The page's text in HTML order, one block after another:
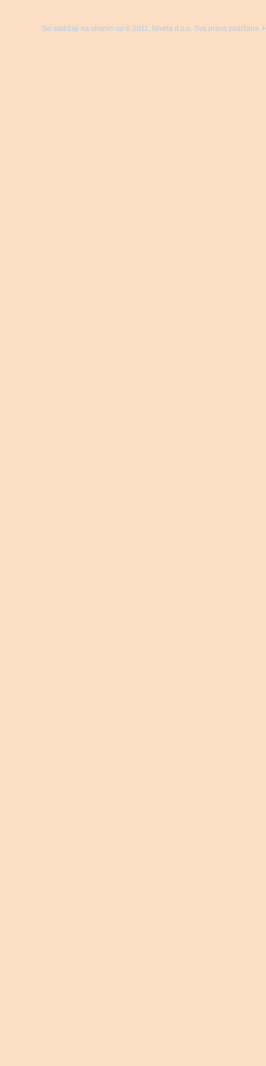
Svi sadržaji na stranici su © 2011. Niveta d.o.o. Sva prava zadržana.